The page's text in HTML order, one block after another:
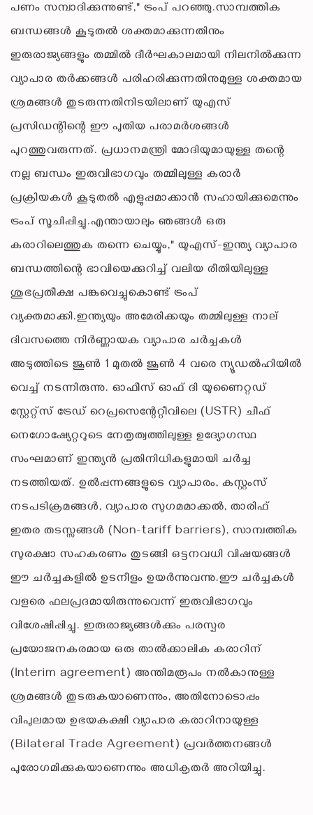
പണം സമ്പാദിക്കുന്നുണ്ട്," ട്രംപ് പറഞ്ഞു.സാമ്പത്തിക
ബന്ധങ്ങൾ കൂടുതൽ ശക്തമാക്കുന്നതിനും
ഇരുരാജ്യങ്ങളും തമ്മിൽ ദീർഘകാലമായി നിലനിൽക്കുന്ന
വ്യാപാര തർക്കങ്ങൾ പരിഹരിക്കുന്നതിനുമുള്ള ശക്തമായ
ശ്രമങ്ങൾ തുടരുന്നതിനിടയിലാണ് യുഎസ്
പ്രസിഡന്റിന്റെ ഈ പുതിയ പരാമർശങ്ങൾ
പുറത്തുവരുന്നത്. പ്രധാനമന്ത്രി മോദിയുമായുള്ള തന്റെ
നല്ല ബന്ധം ഇരുവിഭാഗവും തമ്മിലുള്ള കരാർ
പ്രക്രിയകൾ കൂടുതൽ എളുപ്പമാക്കാൻ സഹായിക്കുമെന്നും
ട്രംപ് സൂചിപ്പിച്ചു.എന്തായാലും ഞങ്ങൾ ഒരു
കരാറിലെത്തുക തന്നെ ചെയ്യും," യുഎസ്-ഇന്ത്യ വ്യാപാര
ബന്ധത്തിന്റെ ഭാവിയെക്കുറിച്ച് വലിയ രീതിയിലുള്ള
ശുഭപ്രതീക്ഷ പങ്കുവെച്ചുകൊണ്ട് ട്രംപ്
വ്യക്തമാക്കി.ഇന്ത്യയും അമേരിക്കയും തമ്മിലുള്ള നാല്
ദിവസത്തെ നിർണ്ണായക വ്യാപാര ചർച്ചകൾ
അടുത്തിടെ ജൂൺ 1 മുതൽ ജൂൺ 4 വരെ ന്യൂഡൽഹിയിൽ
വെച്ച് നടന്നിരുന്നു. ഓഫീസ് ഓഫ് ദി യുണൈറ്റഡ്
സ്റ്റേറ്റ്സ് ട്രേഡ് റെപ്രസെന്റേറ്റീവിലെ (USTR) ചീഫ്
നെഗോഷ്യേറ്ററുടെ നേതൃത്വത്തിലുള്ള ഉദ്യോഗസ്ഥ
സംഘമാണ് ഇന്ത്യൻ പ്രതിനിധികളുമായി ചർച്ച
നടത്തിയത്. ഉൽപ്പന്നങ്ങളുടെ വ്യാപാരം, കസ്റ്റംസ്
നടപടിക്രമങ്ങൾ, വ്യാപാര സുഗമമാക്കൽ, താരിഫ്
ഇതര തടസ്സങ്ങൾ (Non-tariff barriers), സാമ്പത്തിക
സുരക്ഷാ സഹകരണം തുടങ്ങി ഒട്ടനവധി വിഷയങ്ങൾ
ഈ ചർച്ചകളിൽ ഉടനീളം ഉയർന്നുവന്നു.ഈ ചർച്ചകൾ
വളരെ ഫലപ്രദമായിരുന്നുവെന്ന് ഇരുവിഭാഗവും
വിശേഷിപ്പിച്ചു. ഇരുരാജ്യങ്ങൾക്കും പരസ്പര
പ്രയോജനകരമായ ഒരു താൽക്കാലിക കരാറിന്
(Interim agreement) അന്തിമരൂപം നൽകാനുള്ള
ശ്രമങ്ങൾ തുടരുകയാണെന്നും, അതിനോടൊപ്പം
വിപുലമായ ഉഭയകക്ഷി വ്യാപാര കരാറിനായുള്ള
(Bilateral Trade Agreement) പ്രവർത്തനങ്ങൾ
പുരോഗമിക്കുകയാണെന്നും അധികൃതർ അറിയിച്ചു.